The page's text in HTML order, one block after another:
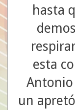
hasta
esta
Antonio
un